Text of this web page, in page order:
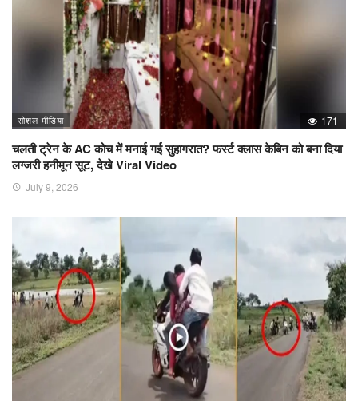
सोशल मीडिया 171
चलती ट्रेन के AC कोच में मनाई गई सुहागरात? फर्स्ट क्लास केबिन को बना दिया
लग्जरी हनीमून सूट, देखे Viral Video
July 9, 2026